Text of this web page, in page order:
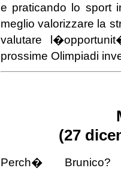
e praticando lo sport
meglio valorizzare la
valutare
prossime Olimpiadi
(27
Perch�